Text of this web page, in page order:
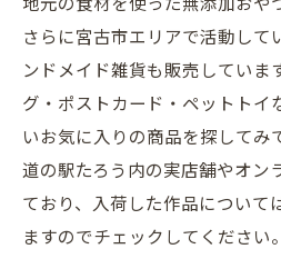
地元の食材を使った無添加おや
さらに宮古市エリアで活動して
ンドメイド雑貨も販売していま
グ・ポストカード・ペットトイ
いお気に入りの商品を探してみ
道の駅たろう内の実店舗やオン
ており、入荷した作品について
ますのでチェックしてください。